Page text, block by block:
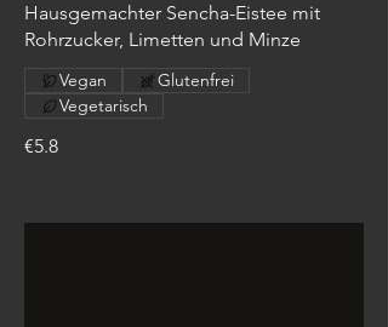
Hausgemachter Sencha-Eistee mit
Rohrzucker, Limetten und Minze
€5.8
Vegan
Glutenfrei
Vegetarisch